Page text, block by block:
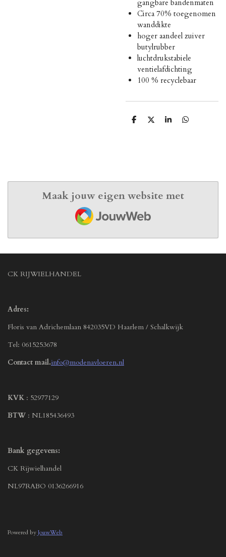
gangbare bandenmaten
Circa 70% toegenomen
wanddikte
hoger aandeel zuiver
butylrubber
luchtdrukstabiele
ventielafdichting
100 % recyclebaar
D
D
S
D
Maak jouw eigen website met
JouwWeb
CK RIJWIELHANDEL
Adres:
Floris van Adrichemlaan 842035VD Haarlem / Schalkwijk
Tel: 0615253678
Contact mail.info@modenavloeren.nl
KVK : 52977129
BTW : NL185436493
Bank gegevens:
CK Rijwielhandel
NL97RABO 0136266916
Powered byJouwWeb